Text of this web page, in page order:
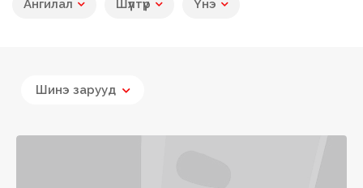
Ангилал Шүүлтүүр Үнэ
Шинэ зарууд